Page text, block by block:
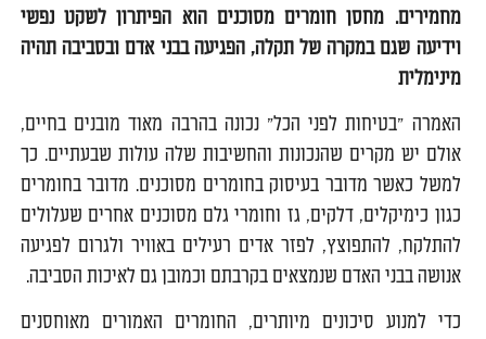
מחמירים. מחסן חומרים מסוכנים הוא הפיתרון לשקט נפשי
וידיעה שגם במקרה של תקלה, הפגיעה בבני אדם ובסביבה תהיה
מינימלית
האמרה "בטיחות לפני הכל" נכונה בהרבה מאוד מובנים בחיים,
אולם יש מקרים שהנכונות והחשיבות שלה עולות שבעתיים. כך
למשל כאשר מדובר בעיסוק בחומרים מסוכנים. מדובר בחומרים
כגון כימיקלים, דלקים, גז וחומרי גלם מסוכנים אחרים שעלולים
להתלקח, להתפוצץ, לפזר אדים רעילים באוויר ולגרום לפגיעה
אנושה בבני האדם שנמצאים בקרבתם וכמובן גם לאיכות הסביבה.
כדי למנוע סיכונים מיותרים, החומרים האמורים מאוחסנים